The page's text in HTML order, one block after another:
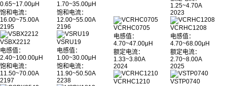
0.65~17.00μH
饱和电流：
16.00~75.00A
2195
1.70~35.00μH
饱和电流：
12.00~55.00A
2196
VSBX2212
电感值：
2.40~100.00μH
饱和电流：
11.50~70.00A
2197
VSRU19
电感值：
1.00~30.00μH
饱和电流：
11.90~50.50A
2238
1.25~4.70A
2023
VCRHC0705
电感值：
4.70~47.00μH
额定电流：
1.33~3.80A
2024
VCRHC1208
电感值：
4.70~68.00μH
额定电流：
2.70~8.00A
2025
VCRHC1210
VSTP0740